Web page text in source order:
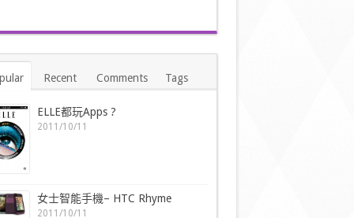
Recent Comments Tags
ELLE都玩Apps ?
2011/10/11
女士智能手機– HTC Rhyme
2011/10/11